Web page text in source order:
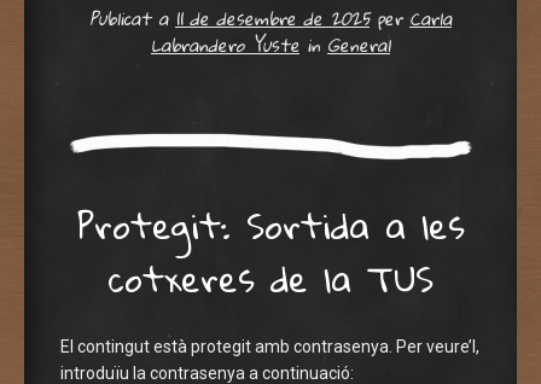
Publicat a11 de desembre de 2025perCarla
Labrandero Yuste in General
Protegit: Sortida a les
cotxeres de la TUS
El contingut està protegit amb contrasenya. Per veure’l,
introduïu la contrasenya a continuació: